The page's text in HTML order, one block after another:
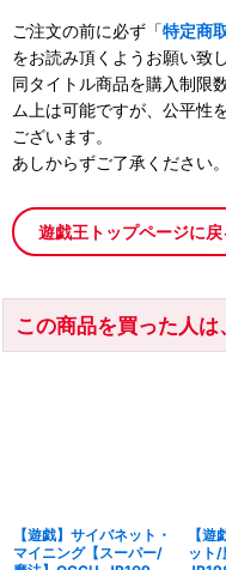
ご注文の前に必ず「特定商
をお読み頂くようお願い致し
同タイトル商品を購入制限
ム上は可能ですが、公平性
ございます。
あしからずご了承ください。
遊戯王トップページに戻
この商品を買った人
【遊戯】サイバネット・
マイニング【スーパー/
【
ット